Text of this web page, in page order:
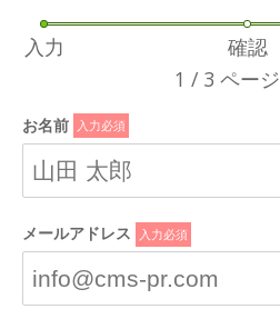
入力 確認
1 / 3 ページ
お名前
*
メールアドレス*